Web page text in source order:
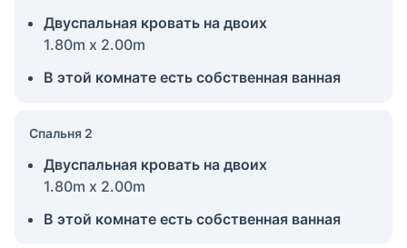
Двуспальная кровать на двоих
1.80m x 2.00m
В этой комнате есть собственная ванная
Спальня 2
Двуспальная кровать на двоих
1.80m x 2.00m
В этой комнате есть собственная ванная